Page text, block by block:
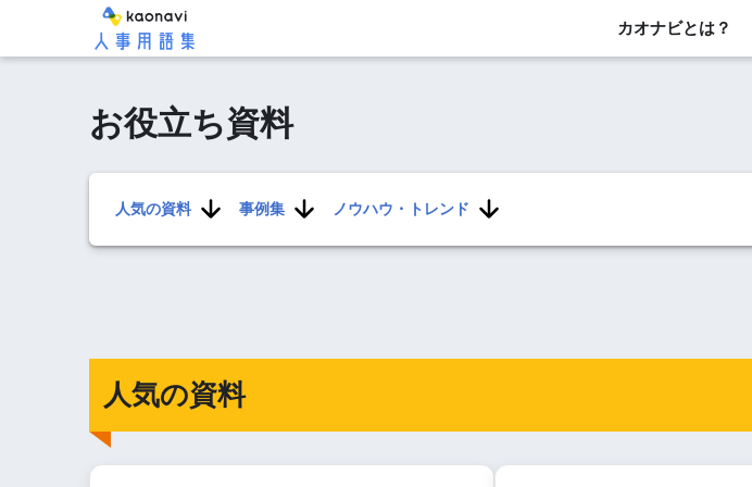
カオナビとは？
お役立ち資料
人気の資料 事例集 ノウハウ・トレンド
人気の資料